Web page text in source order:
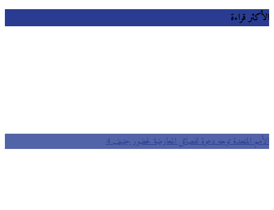
الأكثر قراءة
الأمم المتحدة توجه دعوة لفصائل المعارضة لحضور جنيف 4